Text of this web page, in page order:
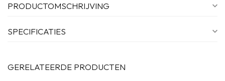
PRODUCTOMSCHRIJVING
SPECIFICATIES
GERELATEERDE PRODUCTEN